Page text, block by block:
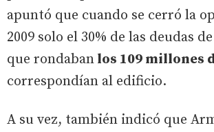
apuntó que cuando se cerró la
2009 solo el 30% de las deudas
que rondaban los 109 millones
correspondían al edificio.
A su vez, también indicó que